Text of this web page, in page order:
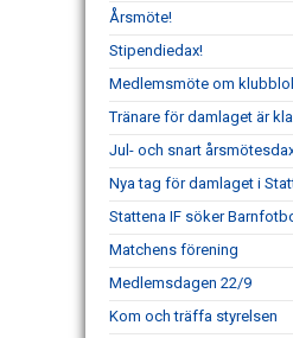
Årsmöte!
Stipendiedax!
Medlemsmöte om
Tränare för damlaget är
Jul- och snart
Nya tag för damlaget i
Stattena IF söker
Matchens förening
Medlemsdagen 22/9
Kom och träffa styrelsen